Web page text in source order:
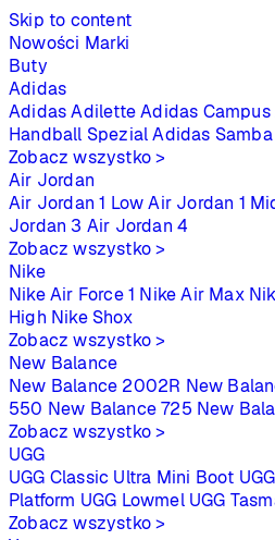
Skip to content
Nowości Marki
Buty
Adidas
Adidas Adilette Adidas Campus
Handball Spezial Adidas Samba
Zobacz wszystko >
Air Jordan
Air Jordan 1 Low Air Jordan 1
Jordan 3 Air Jordan 4
Zobacz wszystko >
Nike
Nike Air Force 1 Nike Air Max
High Nike Shox
Zobacz wszystko >
New Balance
New Balance 2002R New
550 New Balance 725 New
Zobacz wszystko >
UGG
UGG Classic Ultra Mini Boot
Platform UGG Lowmel UGG
Zobacz wszystko >